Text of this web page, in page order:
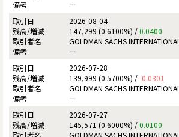
ー
2026-08-04
147,299 (0.6100%) /0.0400
GOLDMAN SACHS INTERNATIONAL
ー
2026-07-28
139,999 (0.5700%) /-0.0301
GOLDMAN SACHS INTERNATIONAL
ー
2026-07-27
145,571 (0.6000%) /0.0100
GOLDMAN SACHS INTERNATIONAL